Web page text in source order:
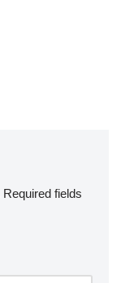
Required fields